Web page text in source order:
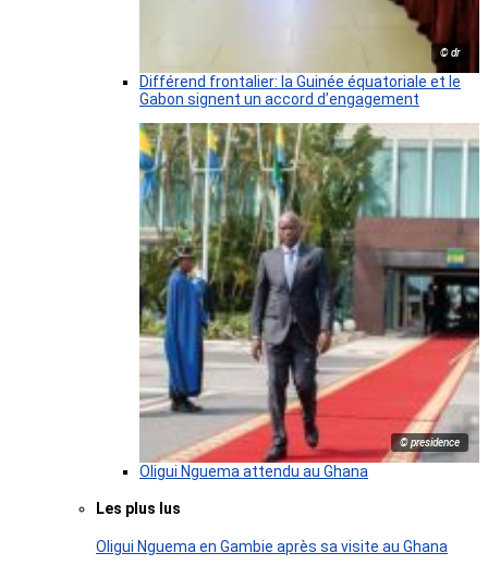
© dr
Différend frontalier: la Guinée équatoriale et le
Gabon signent un accord d’engagement
© presidence
Oligui Nguema attendu au Ghana
Les plus lus
Oligui Nguema en Gambie après sa visite au Ghana